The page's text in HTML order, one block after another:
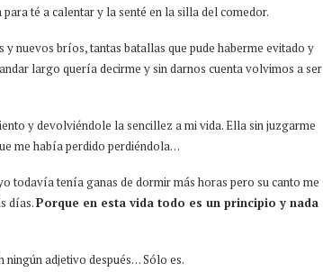
té a calentar y la senté en la silla del comedor.
nuevos bríos, tantas batallas que pude haberme evitado y
largo quería decirme y sin darnos cuenta volvimos a ser
y devolviéndole la sencillez a mi vida. Ella sin juzgarme
me había perdido perdiéndola…
todavía tenía ganas de dormir más horas pero su canto me
días.Porque en esta vida todo es un principio y nada
ningún adjetivo después… Sólo es.